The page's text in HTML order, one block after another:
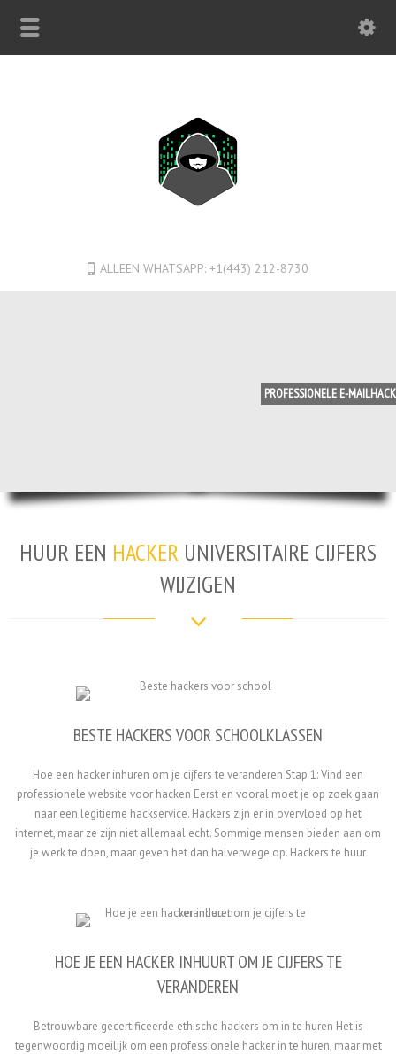
ALLEEN WHATSAPP: +1(443) 212-8730
PROFESSIONELE E-
HUUR EEN HACKER UNIVERSITAIRE CIJFERS
WIJZIGEN
BESTE HACKERS VOOR SCHOOLKLASSEN
Hoe een hacker inhuren om je cijfers te veranderen Stap 1: Vind een
professionele website voor hacken Eerst en vooral moet je op zoek gaan
naar een legitieme hackservice. Hackers zijn er in overvloed op het
internet, maar ze zijn niet allemaal echt. Sommige mensen bieden aan om
je werk te doen, maar geven het dan halverwege op. Hackers te huur
HOE JE EEN HACKER INHUURT OM JE CIJFERS TE
VERANDEREN
Betrouwbare gecertificeerde ethische hackers om in te huren Het is
tegenwoordig moeilijk om een professionele hacker in te huren, maar met